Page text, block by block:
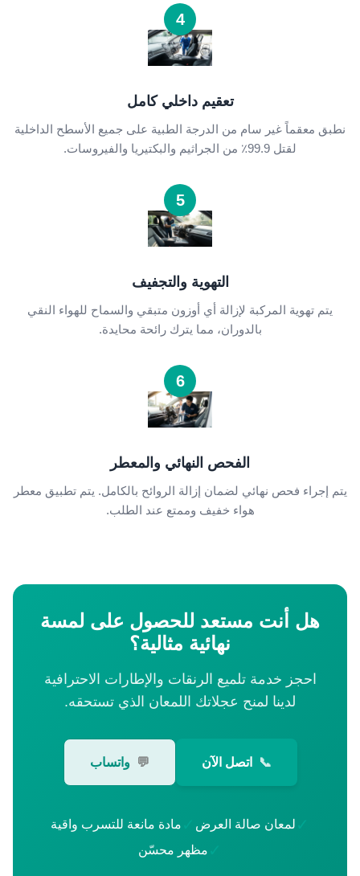
4
تعقيم داخلي كامل
نطبق معقماً غير سام من الدرجة الطبية على جميع الأسطح الداخلية
لقتل 99.9٪ من الجراثيم والبكتيريا والفيروسات.
5
التهوية والتجفيف
يتم تهوية المركبة لإزالة أي أوزون متبقي والسماح للهواء النقي
بالدوران، مما يترك رائحة محايدة.
6
الفحص النهائي والمعطر
يتم إجراء فحص نهائي لضمان إزالة الروائح بالكامل. يتم تطبيق معطر
هواء خفيف وممتع عند الطلب.
هل أنت مستعد للحصول على لمسة
نهائية مثالية؟
احجز خدمة تلميع الرنقات والإطارات الاحترافية
لدينا لمنح عجلاتك اللمعان الذي تستحقه.
📞 اتصل الآن 💬 واتساب
لمعان صالة العرض مادة مانعة للتسرب واقية
مظهر محسّن